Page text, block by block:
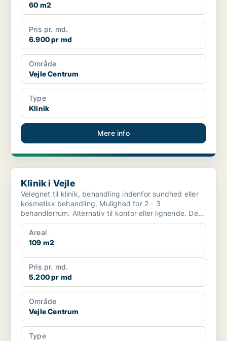
60 m2
Pris pr. md.
6.900 pr md
Område
Vejle Centrum
Type
Klinik
Mere info
Klinik i Vejle
Klinik i Vejle
Velegnet til klinik, behandling indenfor sundhed eller
kosmetisk behandling. Mulighed for 2 - 3
behandlerrum. Alternativ til kontor eller lignende. Der
...
Areal
109 m2
Pris pr. md.
5.200 pr md
Område
Vejle Centrum
Type